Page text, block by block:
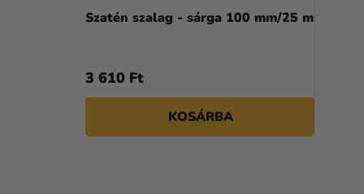
Szatén szalag - sárga 100 mm/25 m
3 610 Ft
KOSÁRBA